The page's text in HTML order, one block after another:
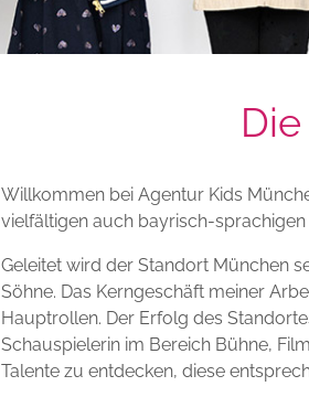
Willkommen bei Agentur Kids
vielfältigen auch bayrisch-sprachigen
Geleitet wird der Standort München
Söhne. Das Kerngeschäft meiner
Hauptrollen. Der Erfolg des
Schauspielerin im Bereich Bühne,
Talente zu entdecken, diese